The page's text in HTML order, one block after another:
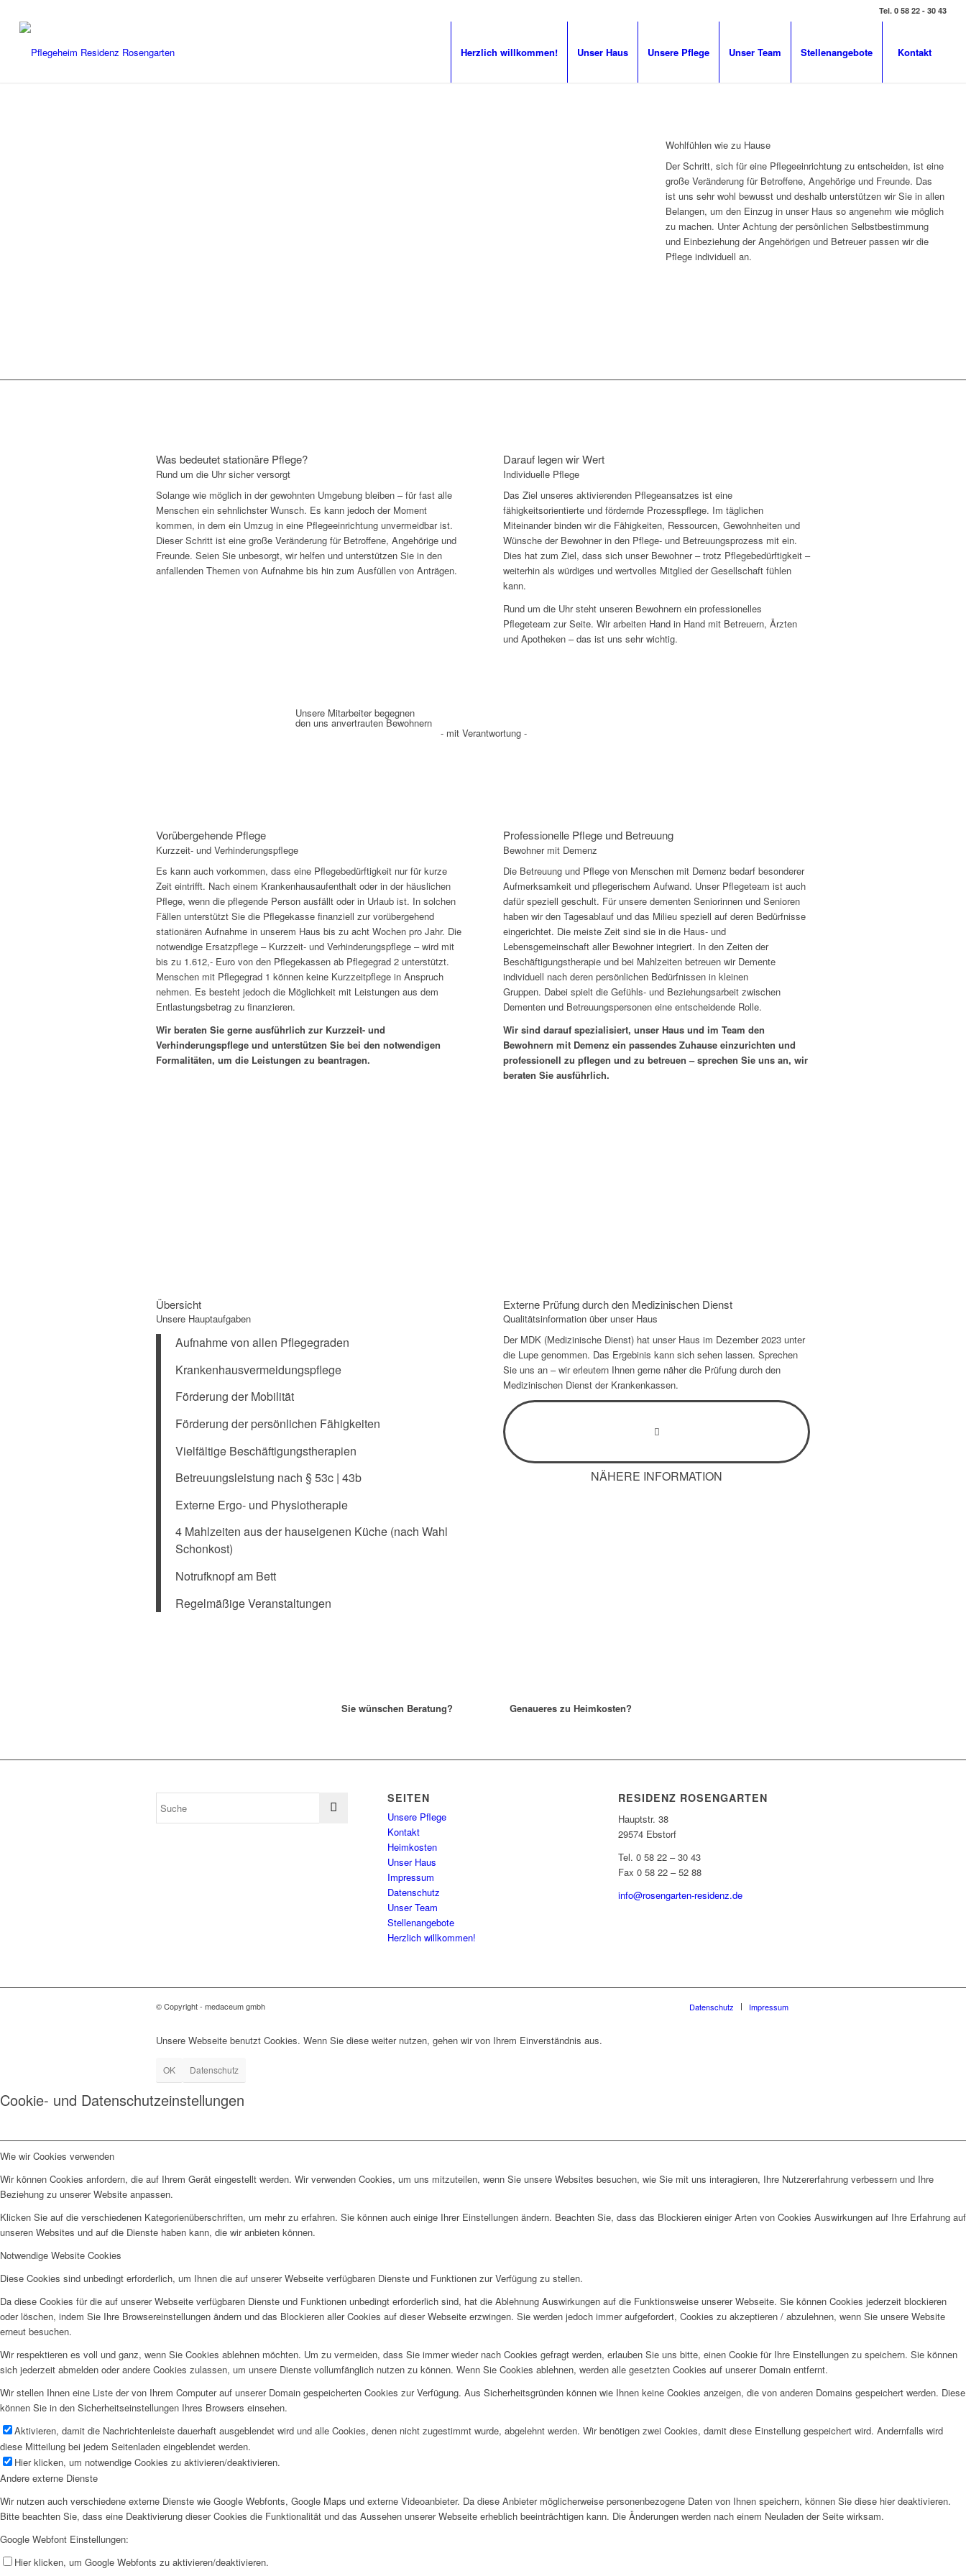
Tel. 0 58 22 - 30 43
Herzlich willkommen! Unser Haus Unsere Pflege Unser Team Stellenangebote Kontakt
Wohlfühlen wie zu Hause
Der Schritt, sich für eine Pflegeeinrichtung zu entscheiden, ist eine
große Veränderung für Betroffene, Angehörige und Freunde. Das
ist uns sehr wohl bewusst und deshalb unterstützen wir Sie in allen
Belangen, um den Einzug in unser Haus so angenehm wie möglich
zu machen. Unter Achtung der persönlichen Selbstbestimmung
und Einbeziehung der Angehörigen und Betreuer passen wir die
Pflege individuell an.
Was bedeutet stationäre Pflege?
Rund um die Uhr sicher versorgt
Solange wie möglich in der gewohnten Umgebung ­bleiben – für fast alle
Menschen ein sehnlichster Wunsch. Es kann jedoch der Moment
kommen, in dem ein Umzug in eine Pflegeeinrichtung unvermeidbar ist.
Dieser Schritt ist eine große Veränderung für Betroffene, Angehörige und
Freunde. Seien Sie unbesorgt, wir helfen und unterstützen Sie in den
anfallenden Themen von Aufnahme bis hin zum Ausfüllen von Anträgen.
Darauf legen wir Wert
Individuelle Pflege
Das Ziel unseres aktivierenden Pflegeansatzes ist eine
fähigkeitsorientierte und fördernde Prozesspflege. Im täglichen
Miteinander binden wir die Fähigkeiten, Ressourcen, Gewohn­heiten und
Wünsche der Bewohner in den Pflege- und Betreuungsprozess mit ein.
Dies hat zum Ziel, dass sich unser Bewohner – trotz Pflegebedürftigkeit –
weiterhin als würdiges und wertvolles Mitglied der Gesellschaft fühlen
kann.
Rund um die Uhr steht unseren Bewohnern ein ­professionelles
Pflegeteam zur Seite. Wir arbeiten Hand in Hand mit Betreuern, Ärzten
und Apotheken – das ist uns sehr wichtig.
Unsere Mitarbeiter begegnen
den uns anvertrauten Bewohnern
- mit Verantwortung -
Vorübergehende Pflege
Kurzzeit- und Verhinderungspflege
Es kann auch vorkommen, dass eine Pflegebedürftigkeit nur für kurze
Zeit eintrifft. Nach einem Krankenhausaufenthalt oder in der häuslichen
Pflege, wenn die pflegende Person ausfällt oder in Urlaub ist. In solchen
Fällen unterstützt Sie die Pflegekasse finanziell zur vorübergehend
stationären Aufnahme in unserem Haus bis zu acht Wochen pro Jahr. Die
notwendige Ersatzpflege – Kurzzeit- und Verhinderungspflege – wird mit
bis zu 1.612,- Euro von den Pflegekassen ab Pflegegrad 2 unterstützt.
Menschen mit Pflegegrad 1 können keine Kurzzeitpflege in Anspruch
nehmen. Es besteht jedoch die Möglichkeit mit Leistungen aus dem
Entlastungsbetrag zu finanzieren.
Wir beraten Sie gerne ausführlich zur Kurzzeit- und
Verhinderungspflege und unterstützen Sie bei den notwendigen
Formalitäten, um die Leistungen zu beantragen.
Professionelle Pflege und Betreuung
Bewohner mit Demenz
Die Betreuung und Pflege von Menschen mit Demenz bedarf besonderer
Aufmerksamkeit und pflegerischem Aufwand. Unser Pflegeteam ist auch
dafür speziell geschult. Für unsere dementen Seniorinnen und Senioren
haben wir den Tagesablauf und das Milieu speziell auf deren Bedürfnisse
eingerichtet. Die meiste Zeit sind sie in die Haus- und
Lebensgemeinschaft aller Bewohner integriert. In den Zeiten der
Beschäftigungstherapie und bei Mahlzeiten betreuen wir Demente
individuell nach deren persönlichen Bedürfnissen in kleinen
Gruppen. Dabei spielt die Gefühls- und Beziehungsarbeit zwischen
Dementen und Betreuungspersonen eine entscheidende Rolle.
Wir sind darauf spezialisiert, unser Haus und im Team den
Bewohnern mit Demenz ein passendes Zuhause einzurichten und
professionell zu pflegen und zu betreuen – sprechen Sie uns an, wir
beraten Sie ausführlich.
Übersicht
Unsere Hauptaufgaben
Aufnahme von allen Pflegegraden
Krankenhausvermeidungspflege
Förderung der Mobilität
Förderung der persönlichen Fähigkeiten
Vielfältige Beschäftigungstherapien
Betreuungsleistung nach § 53c | 43b
Externe Ergo- und Physiotherapie
4 Mahlzeiten aus der hauseigenen Küche (nach Wahl
Schonkost)
Notrufknopf am Bett
Regelmäßige Veranstaltungen
Externe Prüfung durch den Medizinischen Dienst
Qualitätsinformation über unser Haus
Der MDK (Medizinische Dienst) hat unser Haus im Dezember 2023 unter
die Lupe genommen. Das Ergebinis kann sich sehen lassen. Sprechen
Sie uns an – wir erleutern Ihnen gerne näher die Prüfung durch den
Medizinischen Dienst der Krankenkassen.
NÄHERE INFORMATION
Sie wünschen Beratung? Genaueres zu Heimkosten?
SEITEN
Unsere Pflege
Kontakt
Heimkosten
Unser Haus
Impressum
Datenschutz
Unser Team
Stellenangebote
Herzlich willkommen!
RESIDENZ ROSENGARTEN
Hauptstr. 38
29574 Ebstorf
Tel. 0 58 22 – 30 43
Fax 0 58 22 – 52 88
info@rosengarten-residenz.de
© Copyright - medaceum gmbh Datenschutz Impressum
Unsere Webseite benutzt Cookies. Wenn Sie diese weiter nutzen, gehen wir von Ihrem Einverständnis aus.
OK Datenschutz
Cookie- und Datenschutzeinstellungen
Wie wir Cookies verwenden
Wir können Cookies anfordern, die auf Ihrem Gerät eingestellt werden. Wir verwenden Cookies, um uns mitzuteilen, wenn Sie unsere Websites besuchen, wie Sie mit uns interagieren, Ihre Nutzererfahrung verbessern und Ihre
Beziehung zu unserer Website anpassen.
Klicken Sie auf die verschiedenen Kategorienüberschriften, um mehr zu erfahren. Sie können auch einige Ihrer Einstellungen ändern. Beachten Sie, dass das Blockieren einiger Arten von Cookies Auswirkungen auf Ihre Erfahrung auf
unseren Websites und auf die Dienste haben kann, die wir anbieten können.
Notwendige Website Cookies
Diese Cookies sind unbedingt erforderlich, um Ihnen die auf unserer Webseite verfügbaren Dienste und Funktionen zur Verfügung zu stellen.
Da diese Cookies für die auf unserer Webseite verfügbaren Dienste und Funktionen unbedingt erforderlich sind, hat die Ablehnung Auswirkungen auf die Funktionsweise unserer Webseite. Sie können Cookies jederzeit blockieren
oder löschen, indem Sie Ihre Browsereinstellungen ändern und das Blockieren aller Cookies auf dieser Webseite erzwingen. Sie werden jedoch immer aufgefordert, Cookies zu akzeptieren / abzulehnen, wenn Sie unsere Website
erneut besuchen.
Wir respektieren es voll und ganz, wenn Sie Cookies ablehnen möchten. Um zu vermeiden, dass Sie immer wieder nach Cookies gefragt werden, erlauben Sie uns bitte, einen Cookie für Ihre Einstellungen zu speichern. Sie können
sich jederzeit abmelden oder andere Cookies zulassen, um unsere Dienste vollumfänglich nutzen zu können. Wenn Sie Cookies ablehnen, werden alle gesetzten Cookies auf unserer Domain entfernt.
Wir stellen Ihnen eine Liste der von Ihrem Computer auf unserer Domain gespeicherten Cookies zur Verfügung. Aus Sicherheitsgründen können wie Ihnen keine Cookies anzeigen, die von anderen Domains gespeichert werden. Diese
können Sie in den Sicherheitseinstellungen Ihres Browsers einsehen.
Aktivieren, damit die Nachrichtenleiste dauerhaft ausgeblendet wird und alle Cookies, denen nicht zugestimmt wurde, abgelehnt werden. Wir benötigen zwei Cookies, damit diese Einstellung gespeichert wird. Andernfalls wird
diese Mitteilung bei jedem Seitenladen eingeblendet werden.
Hier klicken, um notwendige Cookies zu aktivieren/deaktivieren.
Andere externe Dienste
Wir nutzen auch verschiedene externe Dienste wie Google Webfonts, Google Maps und externe Videoanbieter. Da diese Anbieter möglicherweise personenbezogene Daten von Ihnen speichern, können Sie diese hier deaktivieren.
Bitte beachten Sie, dass eine Deaktivierung dieser Cookies die Funktionalität und das Aussehen unserer Webseite erheblich beeinträchtigen kann. Die Änderungen werden nach einem Neuladen der Seite wirksam.
Google Webfont Einstellungen:
Hier klicken, um Google Webfonts zu aktivieren/deaktivieren.